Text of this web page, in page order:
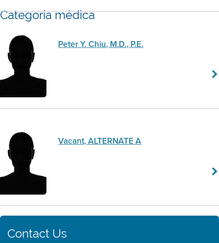
Categoría médica
Peter Y. Chiu, M.D., P.E.
Vacant, ALTERNATE A
Contact Us